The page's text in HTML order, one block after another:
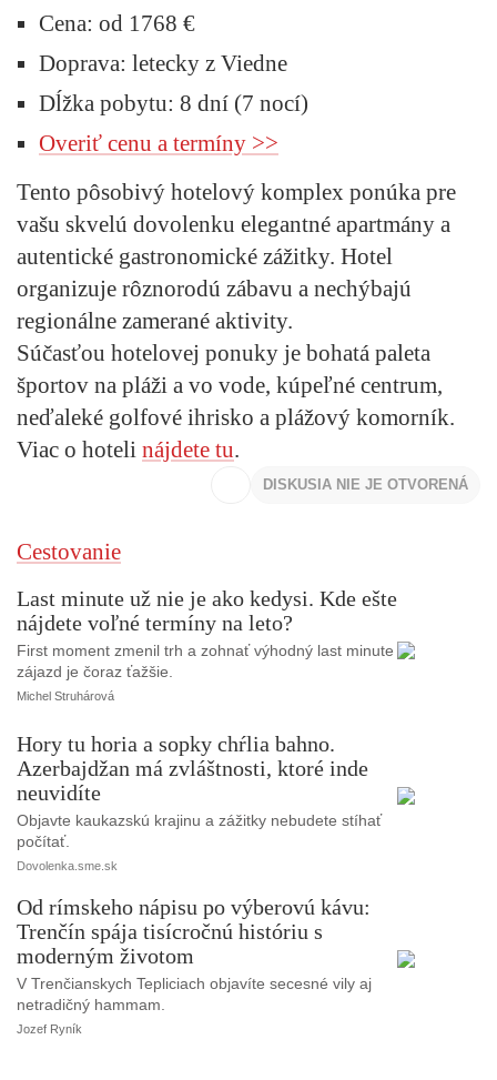
Cena: od 1768 €
Doprava: letecky z Viedne
Dĺžka pobytu: 8 dní (7 nocí)
Overiť cenu a termíny >>
Tento pôsobivý hotelový komplex ponúka pre
vašu skvelú dovolenku elegantné apartmány a
autentické gastronomické zážitky. Hotel
organizuje rôznorodú zábavu a nechýbajú
regionálne zamerané aktivity.
Súčasťou hotelovej ponuky je bohatá paleta
športov na pláži a vo vode, kúpeľné centrum,
neďaleké golfové ihrisko a plážový komorník.
Viac o hoteli nájdete tu.
DISKUSIA NIE JE OTVORENÁ
Cestovanie
Last minute už nie je ako kedysi. Kde ešte
nájdete voľné termíny na leto?
First moment zmenil trh a zohnať výhodný last minute
zájazd je čoraz ťažšie.
Michel Struhárová
Hory tu horia a sopky chŕlia bahno.
Azerbajdžan má zvláštnosti, ktoré inde
neuvidíte
Objavte kaukazskú krajinu a zážitky nebudete stíhať
počítať.
Dovolenka.sme.sk
Od rímskeho nápisu po výberovú kávu:
Trenčín spája tisícročnú históriu s
moderným životom
V Trenčianskych Tepliciach objavíte secesné vily aj
netradičný hammam.
Jozef Ryník